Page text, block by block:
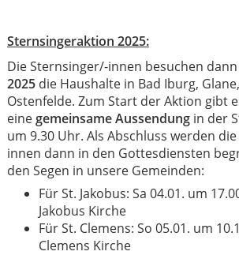
Sternsingeraktion 2025:
Die Sternsinger/-innen besuchen
2025die Haushalte in Bad Iburg,
Ostenfelde. Zum Start der Aktion gibt
einegemeinsame Aussendungin der
um 9.30 Uhr. Als Abschluss werden
innen dann in den Gottesdiensten
den Segen in unsere Gemeinden:
Für St. Jakobus: Sa 04.01. um
Jakobus Kirche
Für St. Clemens: So 05.01. um
Clemens Kirche